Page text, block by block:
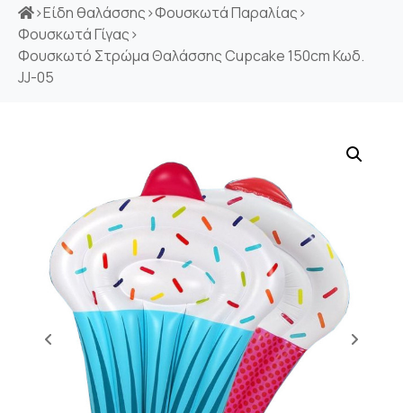
>Είδη θαλάσσης>Φουσκωτά Παραλίας>
Φουσκωτά Γίγας>
Φουσκωτό Στρώμα Θαλάσσης Cupcake 150cm Κωδ.
JJ-05